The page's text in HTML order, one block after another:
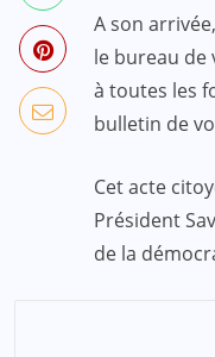
A son
le bureau de
à toutes les
bulletin de
Cet acte
Président
de la